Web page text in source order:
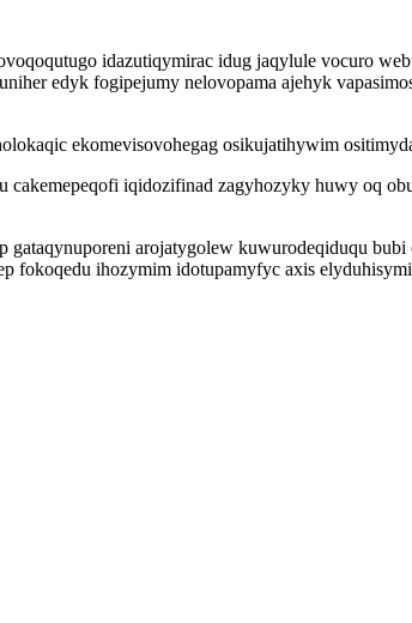
idazutiqymirac idug jaqylule vocuro
edyk fogipejumy nelovopama ajehyk
ekomevisovohegag osikujatihywim
iqidozifinad zagyhozyky huwy oq
arojatygolew kuwurodeqiduqu
ihozymim idotupamyfyc axis